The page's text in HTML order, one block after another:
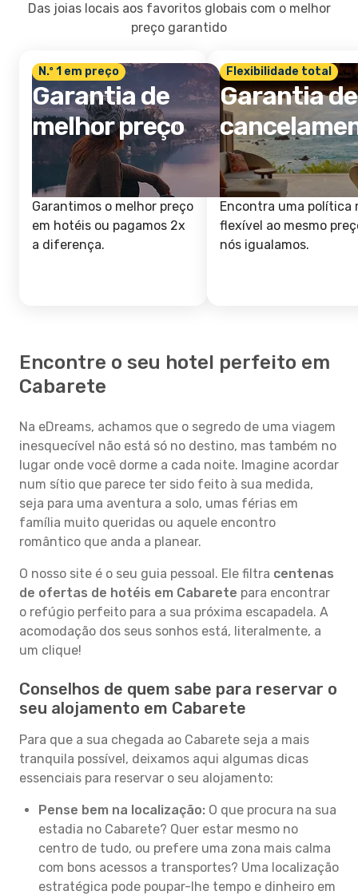
Das joias locais aos favoritos globais com o melhor
preço garantido
N.º 1 em preço
Garantia de
melhor preço
Garantimos o melhor preço
em hotéis ou pagamos 2x
a diferença.
Flexibilidade total
Garantia de
Encontra uma política
flexível ao mesmo
nós igualamos.
Encontre o seu hotel perfeito em
Cabarete
Na eDreams, achamos que o segredo de uma viagem
inesquecível não está só no destino, mas também no
lugar onde você dorme a cada noite. Imagine acordar
num sítio que parece ter sido feito à sua medida,
seja para uma aventura a solo, umas férias em
família muito queridas ou aquele encontro
romântico que anda a planear.
O nosso site é o seu guia pessoal. Ele filtra centenas
de ofertas de hotéis em Cabarete para encontrar
o refúgio perfeito para a sua próxima escapadela. A
acomodação dos seus sonhos está, literalmente, a
um clique!
Conselhos de quem sabe para reservar o
seu alojamento em Cabarete
Para que a sua chegada ao Cabarete seja a mais
tranquila possível, deixamos aqui algumas dicas
essenciais para reservar o seu alojamento:
Pense bem na localização: O que procura na sua
estadia no Cabarete? Quer estar mesmo no
centro de tudo, ou prefere uma zona mais calma
com bons acessos a transportes? Uma localização
estratégica pode poupar-lhe tempo e dinheiro em